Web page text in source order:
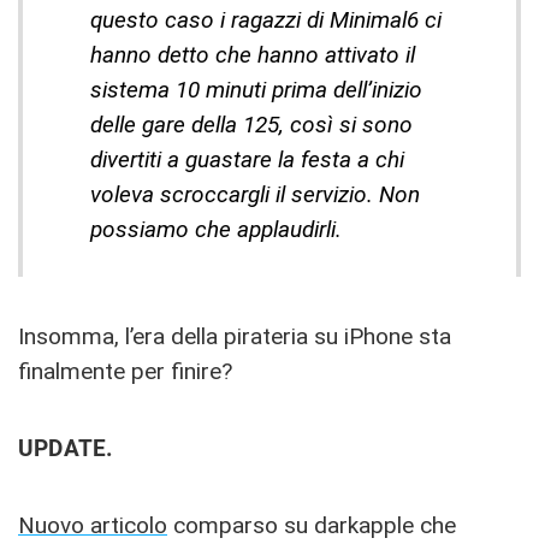
questo caso i ragazzi di Minimal6 ci
hanno detto che hanno attivato il
sistema 10 minuti prima dell’inizio
delle gare della 125, così si sono
divertiti a guastare la festa a chi
voleva scroccargli il servizio. Non
possiamo che applaudirli.
Insomma, l’era della pirateria su iPhone sta
finalmente per finire?
UPDATE.
Nuovo articolo comparso su darkapple che